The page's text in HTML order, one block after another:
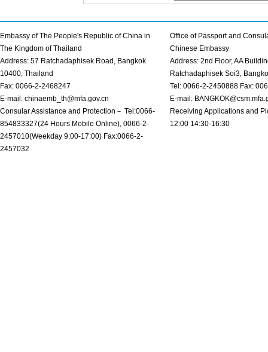
Embassy of The People's Republic of China in
The Kingdom of Thailand
Address: 57 Ratchadaphisek Road, Bangkok
10400, Thailand
Fax: 0066-2-2468247
E-mail: chinaemb_th@mfa.gov.cn
Consular Assistance and Protection－ Tel:0066-
854833327(24 Hours Mobile Online), 0066-2-
2457010(Weekday 9:00-17:00) Fax:0066-2-
2457032
Office of Passport and
Chinese Embassy
Address: 2nd Floor, AA
Ratchadaphisek Soi3,
Tel: 0066-2-2450888 Fax:
E-mail:
Receiving Applications and
12:00 14:30-16:30